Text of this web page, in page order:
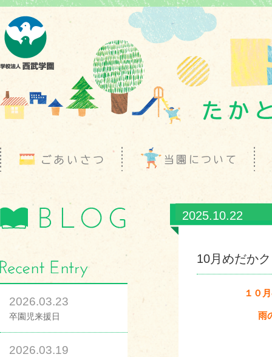
2026.03.23
卒園児来援日
2026.03.19
2025.10.22
10月めだか
１０
雨